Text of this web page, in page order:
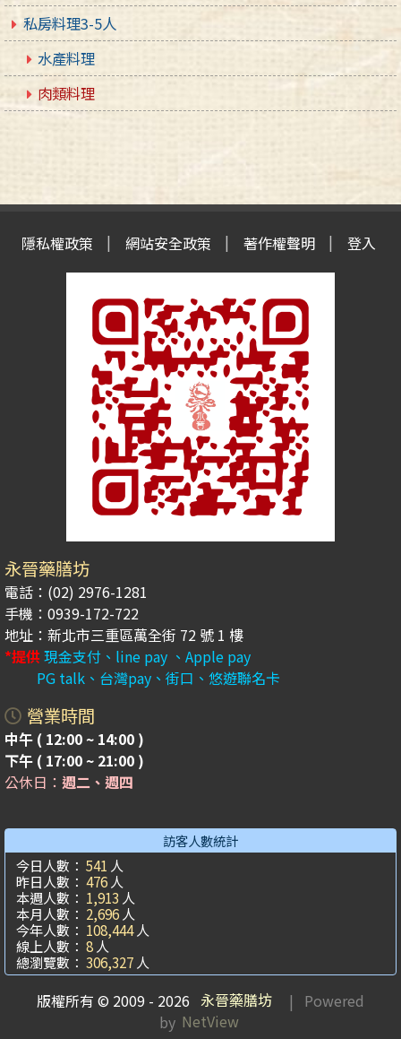
私房料理3-5人
水產料理
肉類料理
隱私權政策 網站安全政策 著作權聲明 登入
永晉藥膳坊
電話：(02) 2976-1281
手機：0939-172-722
地址：新北市三重區萬全街 72 號 1 樓
*提供現金支付、line pay 、Apple pay
PG talk、台灣pay、街口、悠遊聯名卡
營業時間
中午 ( 12:00 ~ 14:00 )
下午 ( 17:00 ~ 21:00 )
公休日： 週二、週四
訪客人數統計
今日人數： 541 人
昨日人數： 476 人
本週人數： 1,913 人
本月人數： 2,696 人
今年人數： 108,444 人
線上人數： 8 人
總瀏覽數： 306,327 人
版權所有 © 2009 - 2026 永晉藥膳坊
| Powered
by NetView